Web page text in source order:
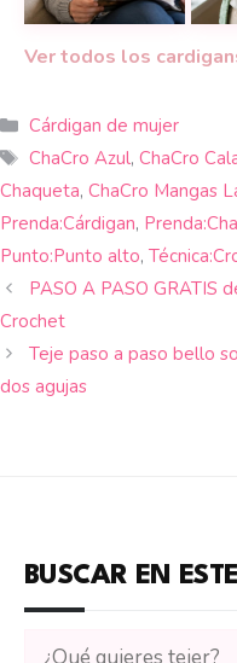
Ver todos los
Categorías
Cárdigan de mujer
Etiquetas
ChaCro Azul, ChaCro
Chaqueta, ChaCro Mangas
Prenda:Cárdigan,
Punto:Punto alto,
PASO A PASO GRATIS
Crochet
Teje paso a paso bello
dos agujas
BUSCAR EN
Buscar